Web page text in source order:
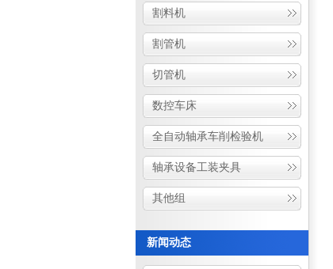
割料机
割管机
切管机
数控车床
全自动轴承车削检验机
轴承设备工装夹具
其他组
新闻动态